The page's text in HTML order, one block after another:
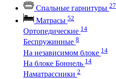
Спальные гарнитуры 27
Матрасы 52
Ортопедические 14
Беспружинные 8
На независимом блоке 14
На блоке Боннель 14
Наматрассники 2